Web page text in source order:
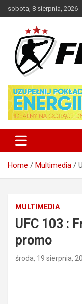
to
sobota, 8 sierpnia, 2026
Home Multimedia
MULTIMEDIA
UFC 103 :
promo
środa, 19 sierpnia,